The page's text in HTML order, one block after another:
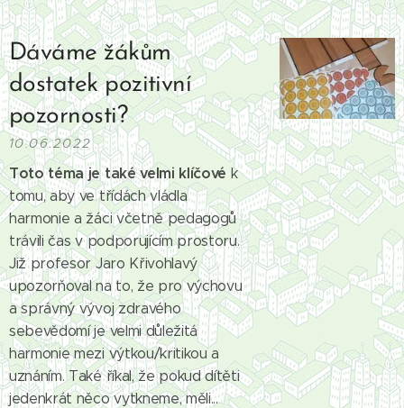
Dáváme žákům
dostatek pozitivní
pozornosti?
10.06.2022
Toto téma je také velmi klíčové k
tomu, aby ve třídách vládla
harmonie a žáci včetně pedagogů
trávili čas v podporujícím prostoru.
Již profesor Jaro Křivohlavý
upozorňoval na to, že pro výchovu
a správný vývoj zdravého
sebevědomí je velmi důležitá
harmonie mezi výtkou/kritikou a
uznáním. Také říkal, že pokud dítěti
jedenkrát něco vytkneme, měli...